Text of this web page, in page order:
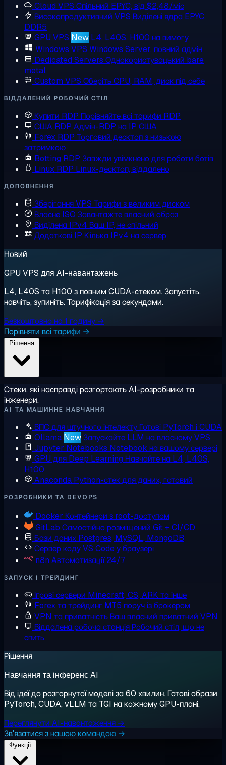
Cloud VPS Спільний EPYC, від $2,48/міс
Високопродуктивний VPS Виділені ядра EPYC,
DDR5
GPU VPS New L4, L40S, H100 на вимогу
Windows VPS Windows Server, повний адмін
Dedicated Servers Однокористувацький bare
metal
Custom VPS Оберіть CPU, RAM, диск під себе
ВІДДАЛЕНИЙ РОБОЧИЙ СТІЛ
Купити RDP Порівняйте всі тарифи RDP
США RDP Адмін-RDP на IP США
Forex RDP Торговий десктоп з низькою
затримкою
Botting RDP Завжди увімкнено для роботи ботів
Linux RDP Linux-десктоп, віддалено
ДОПОВНЕННЯ
Зберігання VPS Тарифи з великим диском
Власне ISO Завантажте власний образ
Виділена IPv4 Ваш IP, не спільний
Додаткові IP Кілька IPv4 на сервер
Новий
GPU VPS для AI-навантажень
L4, L40S та H100 з повним CUDA-стеком. Запустіть,
навчіть, зупиніть. Тарифікація за секундами.
Безкоштовно на 1 годину →
Порівняти всі тарифи →
Стеки, які насправді розгортають AI-розробники та
інженери.
AI ТА МАШИННЕ НАВЧАННЯ
ВПС для штучного інтелектуГотові PyTorch і CUDA
Ollama NewЗапускайте LLM на власному VPS
Jupyter Notebooks Notebook на вашому сервері
GPU для Deep Learning Навчайте на L4, L40S,
H100
Anaconda Python-стек для даних, готовий
РОЗРОБНИКИ ТА DEVOPS
Docker Контейнери з root-доступом
GitLab Самостійно розміщений Git + CI/CD
Бази даних Postgres, MySQL, MongoDB
Сервер кодуVS Code у браузері
n8n Автоматизації 24/7
ЗАПУСК І ТРЕЙДИНГ
Ігрові сервери Minecraft, CS, ARK та інше
Forex та трейдинг MT5 поруч із брокером
VPN та приватністьВаш власний приватний VPN
Віддалена робоча станціяРобочий стіл, що не
спить
Рішення
Навчання та інференс AI
Від ідеї до розгорнутої моделі за 60 хвилин. Готові образи
PyTorch, CUDA, vLLM та TGI на кожному GPU-плані.
Переглянути AI-навантаження →
Зв'язатися з нашою командою →